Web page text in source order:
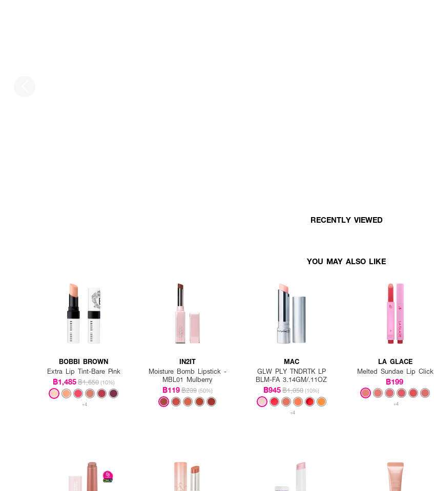
RECENTLY VIEWED
YOU MAY ALSO LIKE
BOBBI BROWN
Extra Lip Tint-Bare Pink
฿1,485฿1,650 (10%)
+4
IN2IT
Moisture Bomb Lipstick -
MBL01 Mulberry
฿119฿239 (50%)
MAC
GLW PLY TNDRTK LP
BLM-FA 3.14GM/.11OZ
฿945฿1,050 (10%)
+4
LA GLACE
Melted Sundae Lip Click
฿199
+4